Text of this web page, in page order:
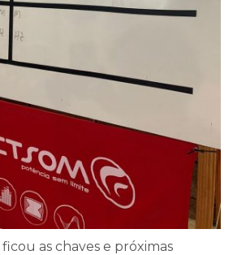
as chaves e próximas